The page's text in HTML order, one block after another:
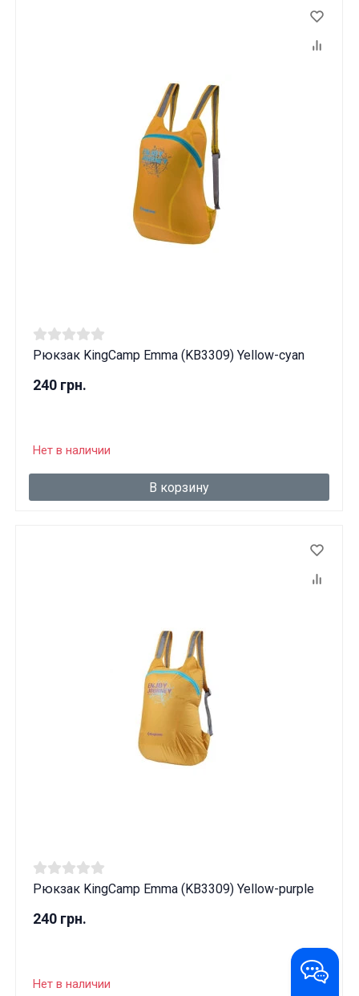
Рюкзак KingCamp Emma (KB3309) Yellow-cyan
240 грн.
Нет в наличии
В корзину
Рюкзак KingCamp Emma (KB3309) Yellow-purple
240 грн.
Нет в наличии